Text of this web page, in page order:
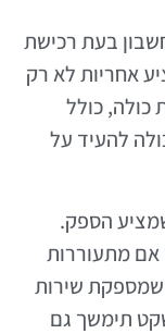
בעת רכישת
אחריות לא רק
כולל
להעיד על
הספק.
אם מתעוררות
שירות
תימשך גם